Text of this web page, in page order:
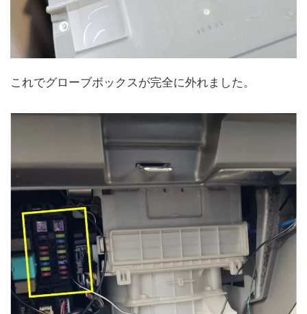
これでグローブボックスが完全に外れました。